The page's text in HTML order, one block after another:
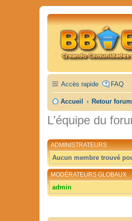
Accès rapide FAQ
Accueil Retour forum
L’équipe du
ADMINISTRATEURS
Aucun membre trouvé
MODÉRATEURS GLOBAUX
admin